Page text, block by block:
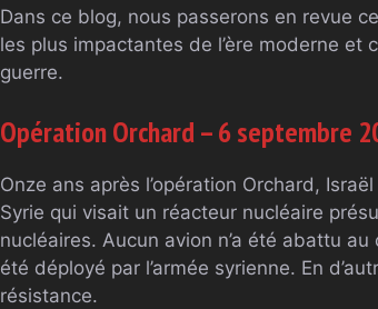
Dans ce blog, nous passerons en revue
les plus impactantes de l’ère moderne
guerre.
Opération Orchard – 6 septembre
Onze ans après l’opération Orchard,
Syrie qui visait un réacteur nucléaire
nucléaires. Aucun avion n’a été abattu
été déployé par l’armée syrienne. En
résistance.